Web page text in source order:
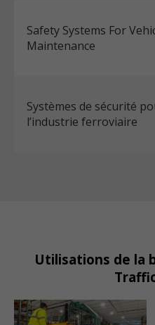
Safety Systems For
Maintenance
Systèmes de sécurité
l’industrie ferroviaire
Utilisations de la